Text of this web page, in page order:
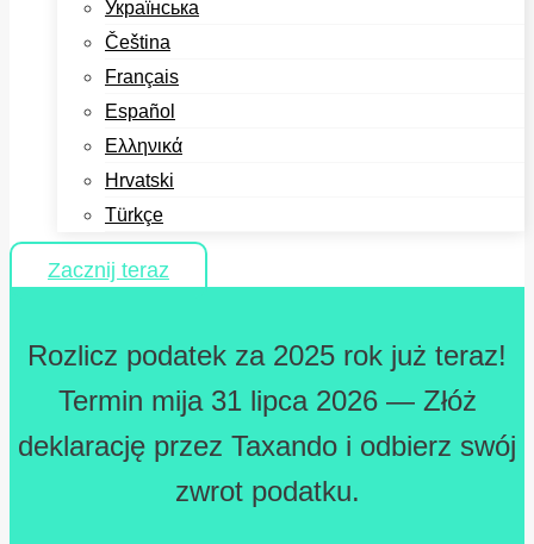
Українська
Čeština
Français
Español
Ελληνικά
Hrvatski
Türkçe
Zacznij teraz
Rozlicz podatek za 2025 rok już teraz!
Termin mija 31 lipca 2026 — Złóż
deklarację przez Taxando i odbierz swój
zwrot podatku.